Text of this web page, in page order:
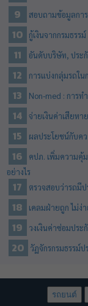
สอบถามข้อมูลกา
กู้เงินจากกรมธรร
อันดับบริษัท, ประ
การแบ่งกลุ่มรถใ
Non-med : การ
จ่ายเงินค่าเสียหา
ผลประโยชน์กับค
คปภ. เพิ่มความคุ้
อย่างไร
ตรวจสอบว่ารถมีป
เคลมฝ่ายถูก ไม่ง่
วงเงินค่าซ่อมประ
วัฏจักรกรมธรรม์
รถยนต์